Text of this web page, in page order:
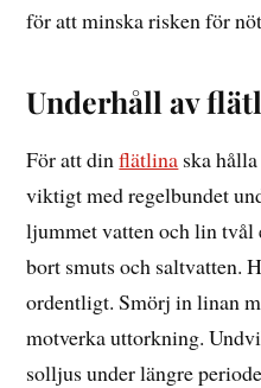
för att minska risken för
Underhåll av
För att dinflätlina ska
viktigt med regelbundet
ljummet vatten och lin
bort smuts och saltvatten.
ordentligt. Smörj in linan
motverka uttorkning.
solljus under längre